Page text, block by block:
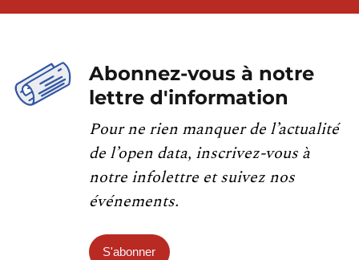
Abonnez-vous à notre
lettre d'information
Pour ne rien manquer de l’actualité
de l’open data, inscrivez-vous à
notre infolettre et suivez nos
événements.
S'abonner